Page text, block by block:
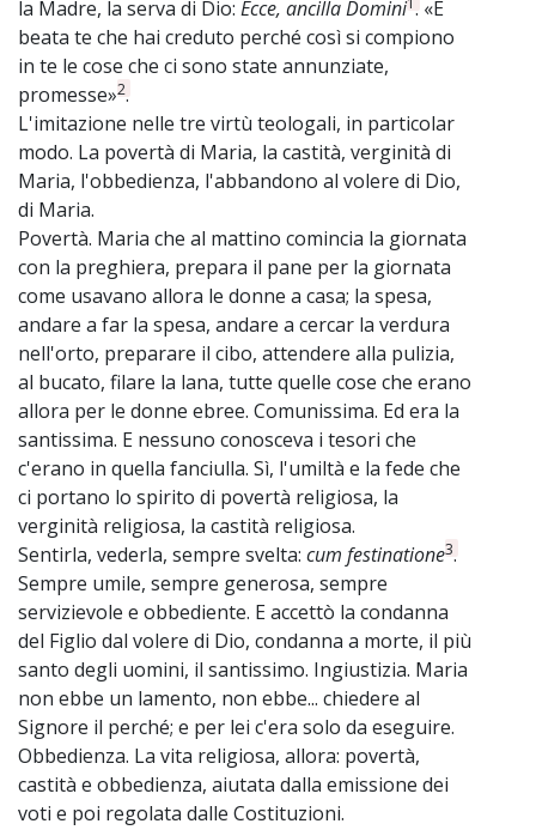
la Madre, la serva di Dio: Ecce, ancilla Domini . «E
beata te che hai creduto perché così si compiono
in te le cose che ci sono state annunziate,
promesse»2.
L'imitazione nelle tre virtù teologali, in particolar
modo. La povertà di Maria, la castità, verginità di
Maria, l'obbedienza, l'abbandono al volere di Dio,
di Maria.
Povertà. Maria che al mattino comincia la giornata
con la preghiera, prepara il pane per la giornata
come usavano allora le donne a casa; la spesa,
andare a far la spesa, andare a cercar la verdura
nell'orto, preparare il cibo, attendere alla pulizia,
al bucato, filare la lana, tutte quelle cose che erano
allora per le donne ebree. Comunissima. Ed era la
santissima. E nessuno conosceva i tesori che
c'erano in quella fanciulla. Sì, l'umiltà e la fede che
ci portano lo spirito di povertà religiosa, la
verginità religiosa, la castità religiosa.
Sentirla, vederla, sempre svelta: cum festinatione3.
Sempre umile, sempre generosa, sempre
servizievole e obbediente. E accettò la condanna
del Figlio dal volere di Dio, condanna a morte, il più
santo degli uomini, il santissimo. Ingiustizia. Maria
non ebbe un lamento, non ebbe... chiedere al
Signore il perché; e per lei c'era solo da eseguire.
Obbedienza. La vita religiosa, allora: povertà,
castità e obbedienza, aiutata dalla emissione dei
voti e poi regolata dalle Costituzioni.